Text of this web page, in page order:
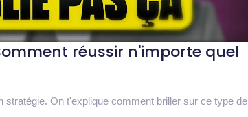
réussir n'importe quel
On t'explique comment briller sur ce type de